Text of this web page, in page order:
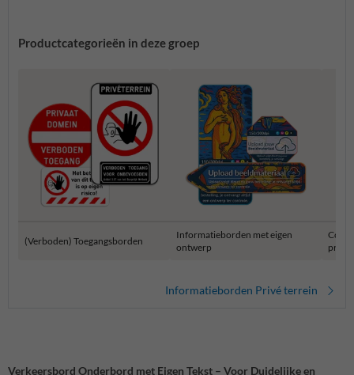
Productcategorieën in deze groep
(Verboden) Toegangsborden
Informatieborden met eigen
ontwerp
Informatieborden Privé terrein
Verkeersbord Onderbord met Eigen Tekst – Voor Duidelijke en